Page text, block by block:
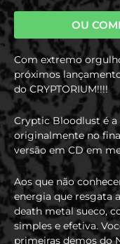
OU
Com extremo
próximos
do CRYPTORIUM!!!!
Cryptic Bloodlust é a
originalmente no
versão em CD em
Aos que não
energia que resgata
death metal sueco,
simples e efetiva.
primeiras demos do